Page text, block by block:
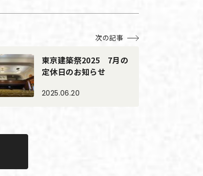
次の記事
東京建築祭2025 7月の
定休日のお知らせ
2025.06.20